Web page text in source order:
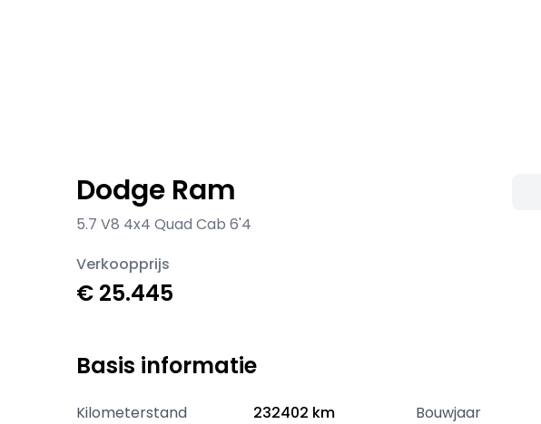
Dodge Ram
5.7 V8 4x4 Quad Cab 6'4
Verkoopprijs
€ 25.445
Basis informatie
Kilometerstand 232402 km Bouwjaar